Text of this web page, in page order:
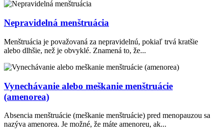
Nepravidelná menštruácia
Menštruácia je považovaná za nepravidelnú, pokiaľ trvá kratšie
alebo dlhšie, než je obvyklé. Znamená to, že...
Vynechávanie alebo meškanie menštruácie
(amenorea)
Absencia menštruácie (meškanie menštruácie) pred menopauzou sa
nazýva amenorea. Je možné, že máte amenoreu, ak...